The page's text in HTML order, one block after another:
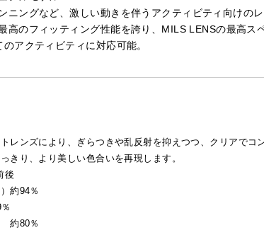
ニングなど、激しい動きを伴うアクティビティ向けのレ
高のフィッティング性能を誇り、MILS LENSの最高ス
アクティビティに対応可能。
レンズにより、ぎらつきや乱反射を抑えつつ、クリアでコ
きり、より美しい色合いを再現します。
後
約94％
約80％